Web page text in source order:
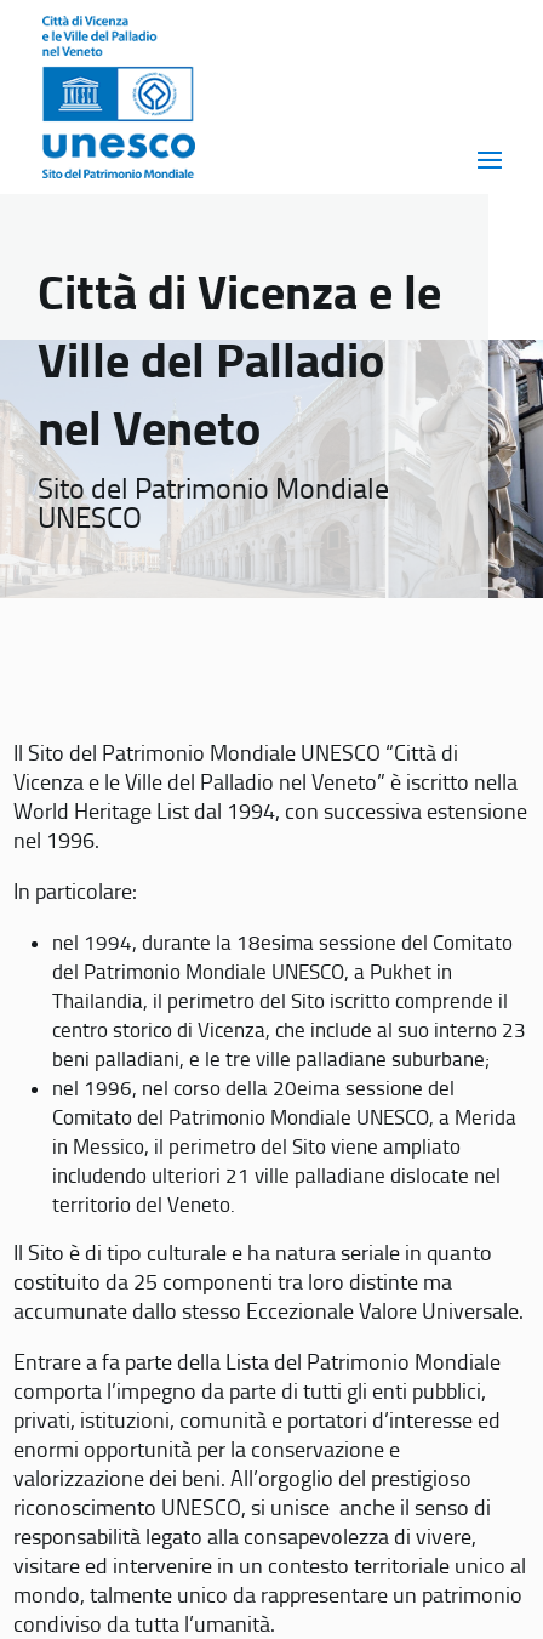
Città di Vicenza e le
Ville del Palladio
nel Veneto
Sito del Patrimonio Mondiale
UNESCO
Il Sito del Patrimonio Mondiale UNESCO “Città di
Vicenza e le Ville del Palladio nel Veneto” è iscritto nella
World Heritage List dal 1994, con successiva estensione
nel 1996.
In particolare:
nel 1994, durante la 18esima sessione del Comitato
del Patrimonio Mondiale UNESCO, a Pukhet in
Thailandia, il perimetro del Sito iscritto comprende il
centro storico di Vicenza, che include al suo interno 23
beni palladiani, e le tre ville palladiane suburbane;
nel 1996, nel corso della 20eima sessione del
Comitato del Patrimonio Mondiale UNESCO, a Merida
in Messico, il perimetro del Sito viene ampliato
includendo ulteriori 21 ville palladiane dislocate nel
territorio del Veneto.
Il Sito è di tipo culturale e ha natura seriale in quanto
costituito da 25 componenti tra loro distinte ma
accumunate dallo stesso Eccezionale Valore Universale.
Entrare a fa parte della Lista del Patrimonio Mondiale
comporta l’impegno da parte di tutti gli enti pubblici,
privati, istituzioni, comunità e portatori d’interesse ed
enormi opportunità per la conservazione e
valorizzazione dei beni. All’orgoglio del prestigioso
riconoscimento UNESCO, si unisce anche il senso di
responsabilità legato alla consapevolezza di vivere,
visitare ed intervenire in un contesto territoriale unico al
mondo, talmente unico da rappresentare un patrimonio
condiviso da tutta l’umanità.